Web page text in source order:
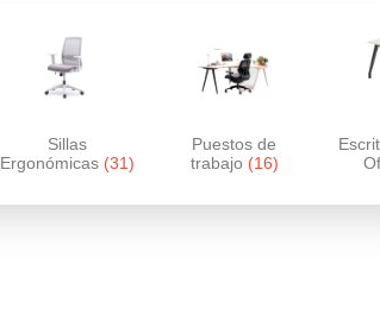
Sillas
Ergonómicas (31)
Puestos de
trabajo (16)